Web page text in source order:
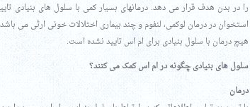
را در بدن هدف قرار می دهد. درمانهای بسیار کمی با سلول های بنیادی
استخوان در درمان لوکمی، لنفوم و چند بیماری اختلالات خونی ارثی می
هیچ درمان با سلول بنیادی برای ام اس تایید نشده است.
سلول های بنیادی چگونه در ام اس کمک می کنند؟
درمان